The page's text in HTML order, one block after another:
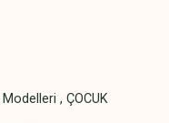
Modelleri , ÇOCUK